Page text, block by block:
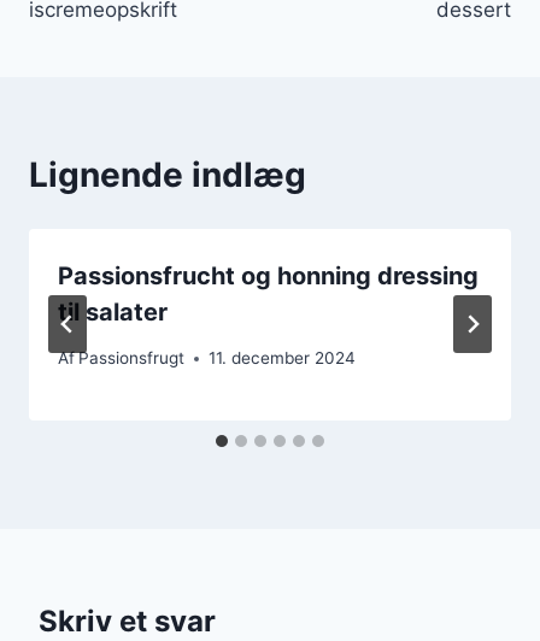
iscremeopskrift
dessert
Lignende indlæg
Passionsfrucht og honning dressing
til salater
AfPassionsfrugt 11. december 2024
Skriv et svar